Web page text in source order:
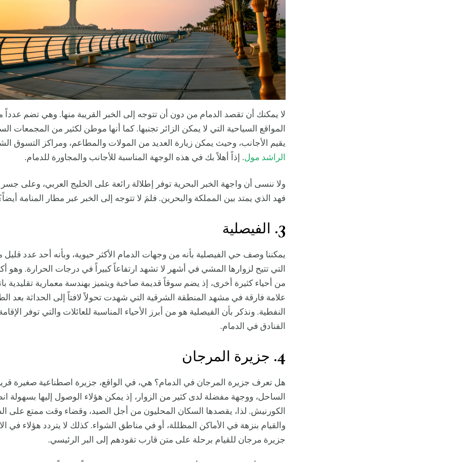
لا يمكنك أن تقصد الدمام من دون أن تتوجه إلى الخبر القريبة منها. وهي تضم عدداً
المواقع السياحية التي لا يمكن الزائر تجنبها. كما أنها موطن لكثير من المجمعات
يقيم الأجانب، وحيث يمكن زيارة العديد من المولات والمطاعم، ومراكز التسوق
الراشد مول. إذاً أهلاً بك في هذه الوجهة المناسبة للأجانب والمجاورة للدمام.
ولا ننسى أن واجهة الخبر البحرية توفر إطلالة رائعة على الخليج العربي، وعلى
فهد الذي يمتد بين المملكة والبحرين. فلمَ لا تتوجه إلى الخبر عبر مطار المنامة
3. الفيصلية
يمكننا وصف حي الفيصلية بأنه من وجهات الدمام الأكثر حيوية، وبأنه أحد عدد قليل
التي تتيح لزوارها المشي في أشهر لا تشهد ارتفاعاً كبيراً في درجات الحرارة. وهو
من أحياء كثيرة أخرى، إذ يضم سوقاً قديمة صاخبة ويتميز بهندسة معمارية تقليدية
علامة فارقة في مشهد المنطقة الشرقية التي شهدت تحولاً لافتاً إلى الحداثة بعد
النفطية. ونذكر بأن الفيصلية هو من أبرز الأحياء المناسبة للعائلات والتي توفر
الفنادق في الدمام.
4. جزيرة المرجان
هل تعرف جزيرة المرجان في الدمام؟ هي، في الواقع، جزيرة اصطناعية صغيرة
الساحل، ووجهة مفضلة لدى كثير من الزوار، إذ يمكن هؤلاء الوصول إليها بسهولة
الكورنيش. لذا، يقصدها السكان المحليون من أجل الصيد، وقضاء وقت ممتع على
والقيام بنزهة في الأماكن المظللة، أو في مناطق الشواء. كذلك لا يتردد هؤلاء في
جزيرة مرجان للقيام برحلة على متن قارب تقودهم إلى البر الرئيسي.